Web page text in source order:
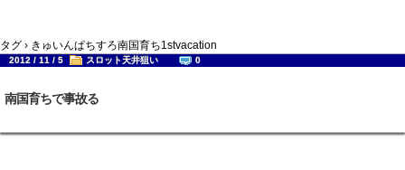
タグ › きゅいんぱちすろ南国育ち1stvacation
2012 / 11 / 5 スロット天井狙い 0
南国育ちで事故る